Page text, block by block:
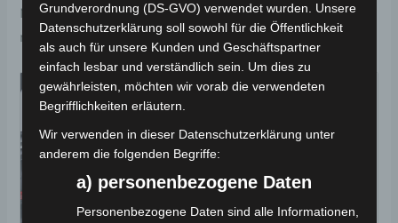
Mobilität mit Stil – das E-CAR V-MAX 40 2.5kW setzt
neue Standards in der Elektrofahrzeugklasse.
Grundverordnung (DS-GVO) verwendet wurden. Unsere
Datenschutzerklärung soll sowohl für die Öffentlichkeit
als auch für unsere Kunden und Geschäftspartner
einfach lesbar und verständlich sein. Um dies zu
gewährleisten, möchten wir vorab die verwendeten
Begrifflichkeiten erläutern.
Wir verwenden in dieser Datenschutzerklärung unter
anderem die folgenden Begriffe:
a) personenbezogene Daten
Personenbezogene Daten sind alle Informationen,